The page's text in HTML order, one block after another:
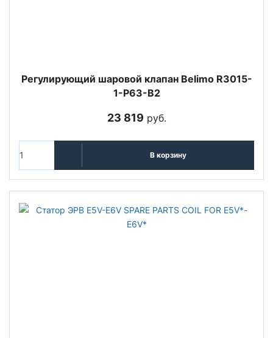
Регулирующий шаровой клапан Belimo R3015-
1-P63-B2
23 819 руб.
В корзину